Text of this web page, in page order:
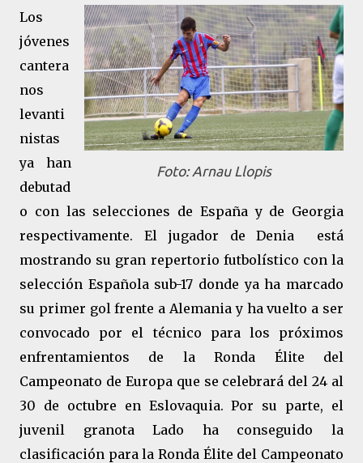
Foto: Arnau Llopis
Los
jóvenes
cantera
nos
levanti
nistas
ya han
debutad
o con las selecciones de España y de Georgia
respectivamente. El jugador de Denia está
mostrando su gran repertorio futbolístico con la
selección Española sub-17 donde ya ha marcado
su primer gol frente a Alemania y ha vuelto a ser
convocado por el técnico para los próximos
enfrentamientos de la Ronda Élite del
Campeonato de Europa que se celebrará del 24 al
30 de octubre en Eslovaquia. Por su parte, el
juvenil granota Lado ha conseguido la
clasificación para la Ronda Élite del Campeonato